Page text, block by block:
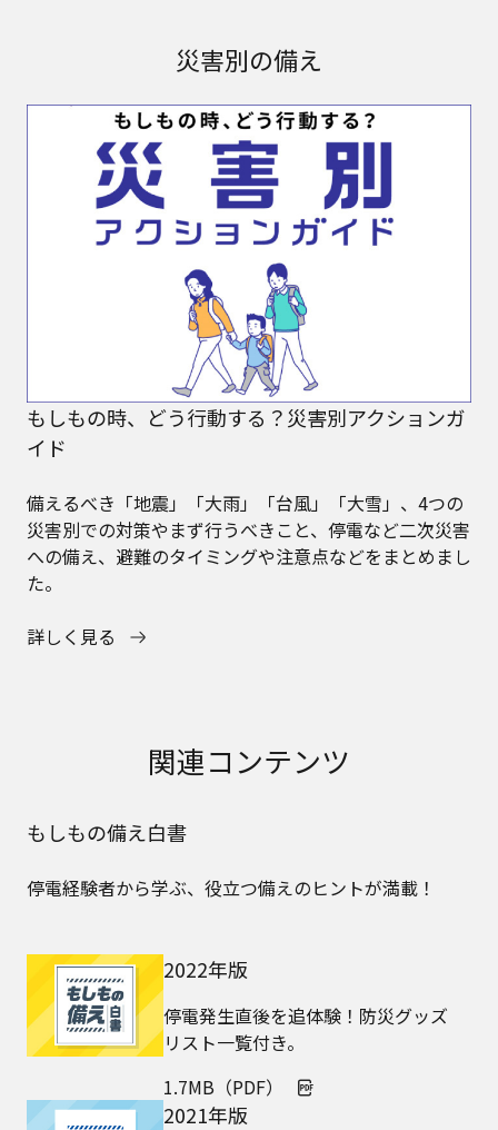
災害別の備え
もしもの時、どう行動する？災害別アクションガ
イド
備えるべき「地震」「大雨」「台風」「大雪」、4つの
災害別での対策やまず行うべきこと、停電など二次災害
への備え、避難のタイミングや注意点などをまとめまし
た。
詳しく見る
関連コンテンツ
もしもの備え白書
停電経験者から学ぶ、役立つ備えのヒントが満載！
2022年版
停電発生直後を追体験！防災グッズ
リスト一覧付き。
1.7MB（PDF）
2021年版